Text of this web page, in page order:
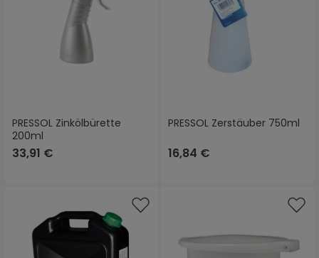
PRESSOL Zinkölbürette
200ml
33,91 €
PRESSOL Zerstäuber 750ml
16,84 €